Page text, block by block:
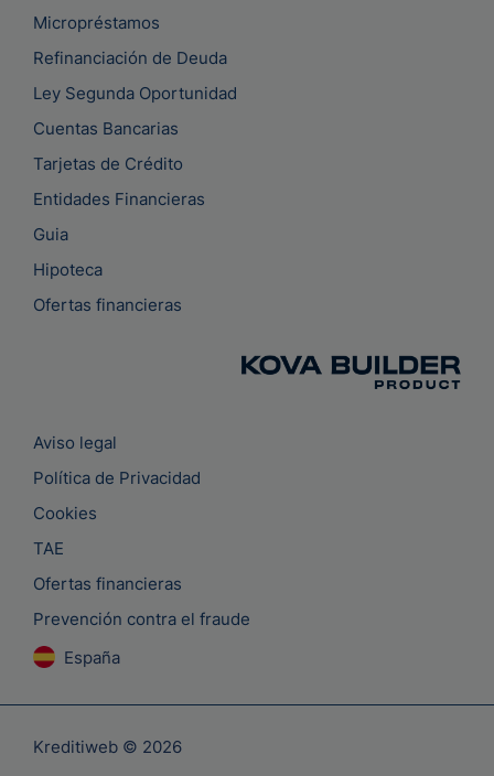
Micropréstamos
Refinanciación de Deuda
Ley Segunda Oportunidad
Cuentas Bancarias
Tarjetas de Crédito
Entidades Financieras
Guia
Hipoteca
Ofertas financieras
Aviso legal
Política de Privacidad
Cookies
TAE
Ofertas financieras
Prevención contra el fraude
España
Kreditiweb © 2026